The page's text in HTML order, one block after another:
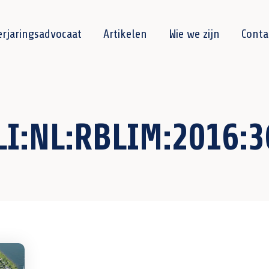
Artikelen Wie we zijn